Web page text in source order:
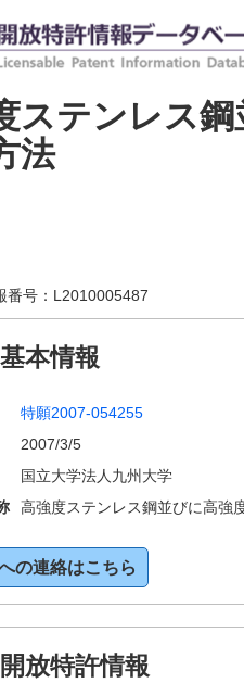
ステンレス
法
番号： L2010005487
基本情報
特願2007-054255
2007/3/5
国立大学法人九州大学
高強度ステンレス鋼並びに高強
の連絡はこちら
開放特許情報